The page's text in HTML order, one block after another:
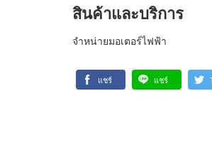
สินค้าและบริการ
จำหน่ายมอเตอร์ไฟฟ้า
แชร์ แชร์